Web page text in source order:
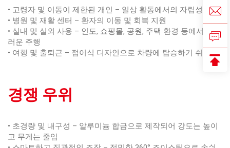
• 고령자 및 이동이 제한된 개인 – 일상 활동에서의 자립성 회복
• 병원 및 재활 센터 – 환자의 이동 및 회복 지원
• 실내 및 실외 사용 – 인도, 쇼핑몰, 공원, 주택 환경 등에서 부드
러운 주행
• 여행 및 출퇴근 – 접이식 디자인으로 차량에 탑승하기 쉬움
경쟁 우위
• 초경량 및 내구성 – 알루미늄 합금으로 제작되어 강도는 높이
고 무게는 줄임